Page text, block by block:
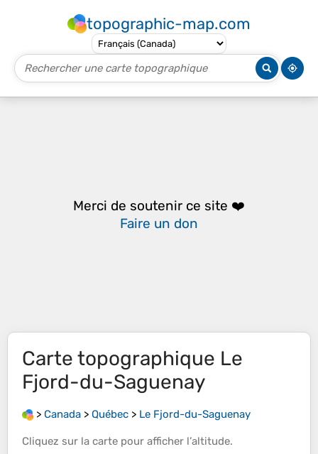
topographic-map.com
Merci de soutenir ce site ❤️
Faire un don
Carte topographique Le
Fjord-du-Saguenay
> Canada > Québec > Le Fjord-du-Saguenay
Cliquez sur la carte pour afficher l’altitude.